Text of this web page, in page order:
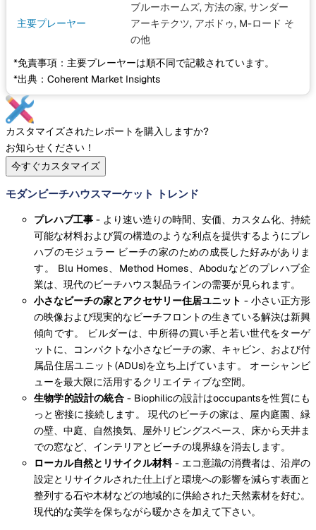
主要プレーヤー
ブルーホームズ, 方法の家, サンダー
アーキテクツ, アボドゥ, M-ロード そ
の他
*免責事項：主要プレーヤーは順不同で記載されています。
*出典：Coherent Market Insights
カスタマイズされたレポートを購入しますか?
お知らせください！
今すぐカスタマイズ
モダンビーチハウスマーケット トレンド
プレハブ工事 - より速い造りの時間、安価、カスタム化、持続
可能な材料および質の構造のような利点を提供するようにプレ
ハブのモジュラー ビーチの家のための成長した好みがありま
す。 Blu Homes、Method Homes、Aboduなどのプレハブ企
業は、現代のビーチハウス製品ラインの需要が見られます。
小さなビーチの家とアクセサリー住居ユニット - 小さい正方形
の映像および現実的なビーチフロントの生きている解決は新興
傾向です。 ビルダーは、中所得の買い手と若い世代をターゲ
ットに、コンパクトな小さなビーチの家、キャビン、および付
属品住居ユニット(ADUs)を立ち上げています。 オーシャンビ
ューを最大限に活用するクリエイティブな空間。
生物学的設計の統合- Biophilicの設計はoccupantsを性質にも
っと密接に接続します。 現代のビーチの家は、屋内庭園、緑
の壁、中庭、自然換気、屋外リビングスペース、床から天井ま
での窓など、インテリアとビーチの境界線を消去します。
ローカル自然とリサイクル材料- エコ意識の消費者は、沿岸の
設定とリサイクルされた仕上げと環境への影響を減らす表面と
整列する石や木材などの地域的に供給された天然素材を好む。
現代的な美学を保ちながら暖かさを加えて下さい。